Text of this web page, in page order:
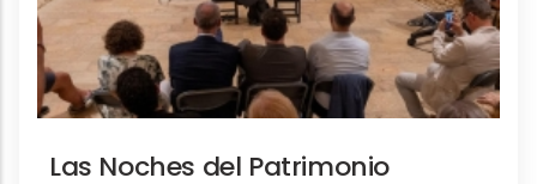
Las Noches del Patrimonio